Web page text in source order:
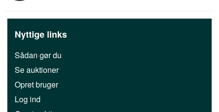
Nyttige links
Sådan gør du
Se auktioner
Opret bruger
Log ind